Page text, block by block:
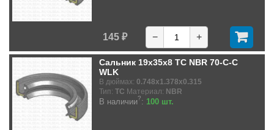
145 ₽ − +
Сальник 19x35x8 TC NBR 70-C-C
WLK
В дюймах: 0.748x1.378x0.315
Тип: TC Материал: NBR
В наличии?: 100 шт.